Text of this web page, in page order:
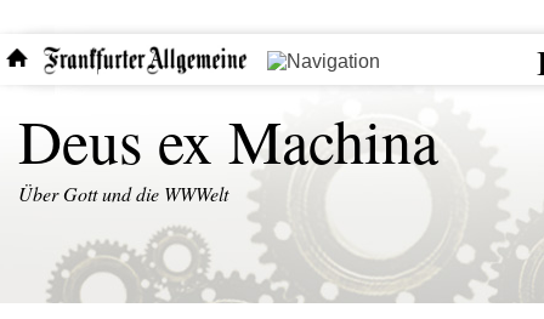
Deus ex Machina
Über Gott und die WWWelt